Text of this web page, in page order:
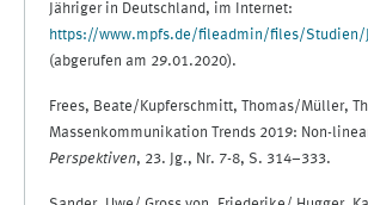
Jähriger in Deutschland, im Internet:
https://www.mpfs.de/fileadmin/files/Studien/
(abgerufen am 29.01.2020).
Frees, Beate/Kupferschmitt, Thomas/Müller,
Massenkommunikation Trends 2019: Non-
Perspektiven, 23. Jg., Nr. 7-8, S. 314–333.